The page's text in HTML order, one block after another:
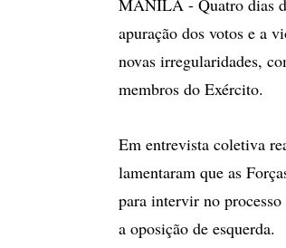
MANILA - Quatro dias
apuração dos votos e a
novas irregularidades,
membros do Exército.
Em entrevista coletiva
lamentaram que as
para intervir no
a oposição de esquerda.